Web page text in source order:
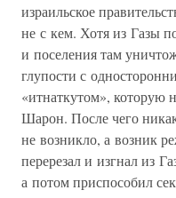
израильское
не с кем. Хотя из Газы
и поселения там
глупости с
«итнаткутом», которую
Шарон. После чего
не возникло, а возник
перерезал и изгнал из
а потом приспособил